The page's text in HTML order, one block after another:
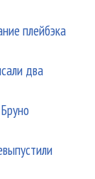
плейбэка
два